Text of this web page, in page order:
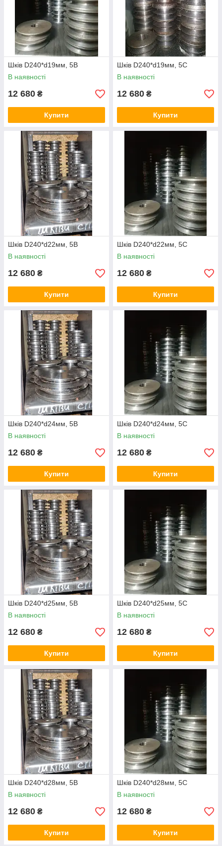
Шків D240*d19мм, 5В
В наявності
12 680 ₴
Купити
Шків D240*d19мм, 5С
В наявності
12 680 ₴
Купити
Шків D240*d22мм, 5В
В наявності
12 680 ₴
Купити
Шків D240*d22мм, 5С
В наявності
12 680 ₴
Купити
Шків D240*d24мм, 5В
В наявності
12 680 ₴
Купити
Шків D240*d24мм, 5С
В наявності
12 680 ₴
Купити
Шків D240*d25мм, 5В
В наявності
12 680 ₴
Купити
Шків D240*d25мм, 5С
В наявності
12 680 ₴
Купити
Шків D240*d28мм, 5В
В наявності
12 680 ₴
Купити
Шків D240*d28мм, 5С
В наявності
12 680 ₴
Купити